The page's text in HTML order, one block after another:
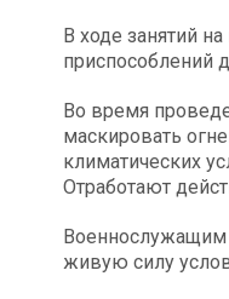
В ходе занятий
приспособлений
Во время
маскировать
климатических
Отработают
Военнослужащим
живую силу